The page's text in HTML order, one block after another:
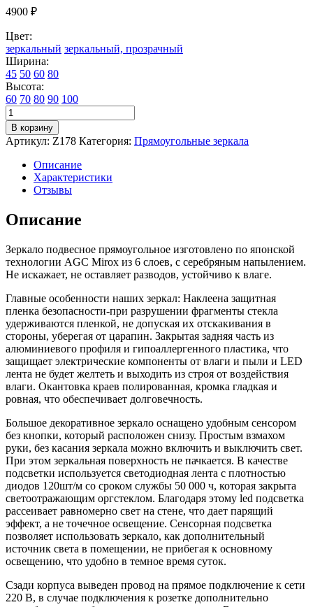
4900 ₽
Цвет:
зеркальный зеркальный, прозрачный
Ширина:
45 50 60 80
Высота:
60 70 80 90 100
Количество
товара
Зеркало
настенное
ванной
КерамаМане
см
со
сенсорной
нейтральной
подсветкой
К
В корзину
Артикул: Z178 Категория: Прямоугольные зеркала
Описание
Характеристики
Отзывы
Описание
Зеркало подвесное прямоугольное изготовлено по японской
технологии AGC Mirox из 6 слоев, с серебряным напылением.
Не искажает, не оставляет разводов, устойчиво к влаге.
Главные особенности наших зеркал: Наклеена защитная
пленка безопасности-при разрушении фрагменты стекла
удерживаются пленкой, не допуская их отскакивания в
стороны, уберегая от царапин. Закрытая задняя часть из
алюминиевого профиля и гипоаллергенного пластика, что
защищает электрические компоненты от влаги и пыли и LED
лента не будет желтеть и выходить из строя от воздействия
влаги. Окантовка краев полированная, кромка гладкая и
ровная, что обеспечивает долговечность.
Большое декоративное зеркало оснащено удобным сенсором
без кнопки, который расположен снизу. Простым взмахом
руки, без касания зеркала можно включить и выключить свет.
При этом зеркальная поверхность не пачкается. В качестве
подсветки используется светодиодная лента с плотностью
диодов 120шт/м со сроком службы 50 000 ч, которая закрыта
светоотражающим оргстеклом. Благодаря этому led подсветка
рассеивает равномерно свет на стене, что дает парящий
эффект, а не точечное освещение. Сенсорная подсветка
позволяет использовать зеркало, как дополнительный
источник света в помещении, не прибегая к основному
освещению, что удобно в темное время суток.
Сзади корпуса выведен провод на прямое подключение к сети
220 В, в случае подключения к розетке дополнительно